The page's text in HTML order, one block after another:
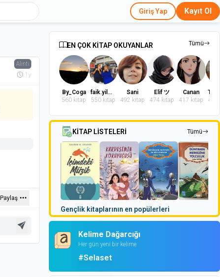
Giriş Yap Kayıt Ol
Alıntı
1y
Paylaş
EN ÇOK KİTAP OKUYANLAR Tümü
By_Coga
560 kitap
faik.yilmaz.9
550 kitap
Sani
492 kitap
Elif ツ
474 kitap
Canan
417 kitap
402
KİTAP LİSTELERİ Tümü
Gençlik kitaplarının en popülerleri
Kelime Dağarcığı
Her gün yeni bir kelime
#Selaset